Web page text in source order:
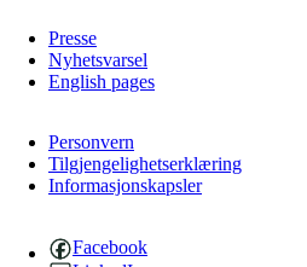
Presse
Nyhetsvarsel
English pages
Personvern
Tilgjengelighetserklæring
Informasjonskapsler
Facebook